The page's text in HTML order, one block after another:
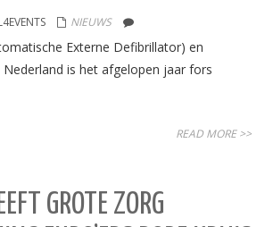
NIEUWS
Externe Defibrillator) en
is het afgelopen jaar fors
READ MORE >>
GROTE ZORG